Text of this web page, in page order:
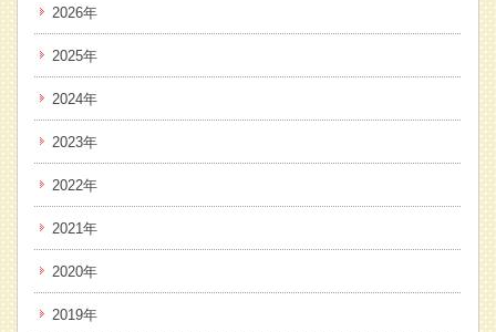
2026年
2025年
2024年
2023年
2022年
2021年
2020年
2019年